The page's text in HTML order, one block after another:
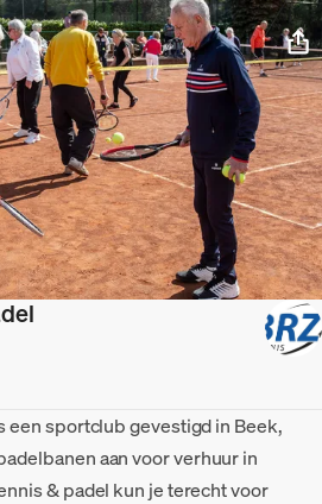
een sportclub gevestigd in Beek,
aan voor verhuur in
& padel kun je terecht voor